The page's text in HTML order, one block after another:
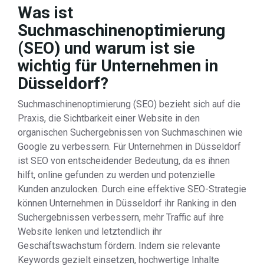
Was ist
Suchmaschinenoptimierung
(SEO) und warum ist sie
wichtig für Unternehmen in
Düsseldorf?
Suchmaschinenoptimierung (SEO) bezieht sich auf die
Praxis, die Sichtbarkeit einer Website in den
organischen Suchergebnissen von Suchmaschinen wie
Google zu verbessern. Für Unternehmen in Düsseldorf
ist SEO von entscheidender Bedeutung, da es ihnen
hilft, online gefunden zu werden und potenzielle
Kunden anzulocken. Durch eine effektive SEO-Strategie
können Unternehmen in Düsseldorf ihr Ranking in den
Suchergebnissen verbessern, mehr Traffic auf ihre
Website lenken und letztendlich ihr
Geschäftswachstum fördern. Indem sie relevante
Keywords gezielt einsetzen, hochwertige Inhalte